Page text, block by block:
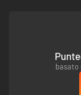
basato